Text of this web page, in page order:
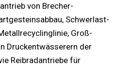
von Brecher-
Schwerlast-
Groß-
Druckentwässerern der
Reibradantriebe für